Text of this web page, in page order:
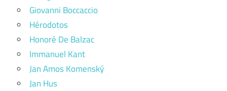
Giovanni Boccaccio
Hérodotos
Honoré De Balzac
Immanuel Kant
Jan Amos Komenský
Jan Hus